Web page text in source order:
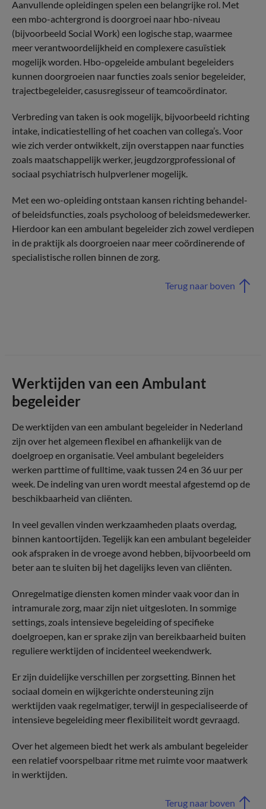
Aanvullende opleidingen spelen een belangrijke rol. Met
een mbo-achtergrond is doorgroei naar hbo-niveau
(bijvoorbeeld Social Work) een logische stap, waarmee
meer verantwoordelijkheid en complexere casuïstiek
mogelijk worden. Hbo-opgeleide ambulant begeleiders
kunnen doorgroeien naar functies zoals senior begeleider,
trajectbegeleider, casusregisseur of teamcoördinator.
Verbreding van taken is ook mogelijk, bijvoorbeeld richting
intake, indicatiestelling of het coachen van collega’s. Voor
wie zich verder ontwikkelt, zijn overstappen naar functies
zoals maatschappelijk werker, jeugdzorgprofessional of
sociaal psychiatrisch hulpverlener mogelijk.
Met een wo-opleiding ontstaan kansen richting behandel-
of beleidsfuncties, zoals psycholoog of beleidsmedewerker.
Hierdoor kan een ambulant begeleider zich zowel verdiepen
in de praktijk als doorgroeien naar meer coördinerende of
specialistische rollen binnen de zorg.
Terug naar boven
Werktijden van een Ambulant
begeleider
De werktijden van een ambulant begeleider in Nederland
zijn over het algemeen flexibel en afhankelijk van de
doelgroep en organisatie. Veel ambulant begeleiders
werken parttime of fulltime, vaak tussen 24 en 36 uur per
week. De indeling van uren wordt meestal afgestemd op de
beschikbaarheid van cliënten.
In veel gevallen vinden werkzaamheden plaats overdag,
binnen kantoortijden. Tegelijk kan een ambulant begeleider
ook afspraken in de vroege avond hebben, bijvoorbeeld om
beter aan te sluiten bij het dagelijks leven van cliënten.
Onregelmatige diensten komen minder vaak voor dan in
intramurale zorg, maar zijn niet uitgesloten. In sommige
settings, zoals intensieve begeleiding of specifieke
doelgroepen, kan er sprake zijn van bereikbaarheid buiten
reguliere werktijden of incidenteel weekendwerk.
Er zijn duidelijke verschillen per zorgsetting. Binnen het
sociaal domein en wijkgerichte ondersteuning zijn
werktijden vaak regelmatiger, terwijl in gespecialiseerde of
intensieve begeleiding meer flexibiliteit wordt gevraagd.
Over het algemeen biedt het werk als ambulant begeleider
een relatief voorspelbaar ritme met ruimte voor maatwerk
in werktijden.
Terug naar boven